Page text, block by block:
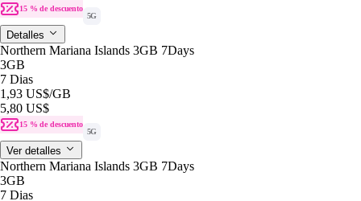
15 % de descuento
5G
Detalles
Northern Mariana Islands 3GB 7Days
3GB
7 Dias
1,93 US$/GB
5,80 US$
15 % de descuento
5G
Ver detalles
Northern Mariana Islands 3GB 7Days
3GB
7 Dias